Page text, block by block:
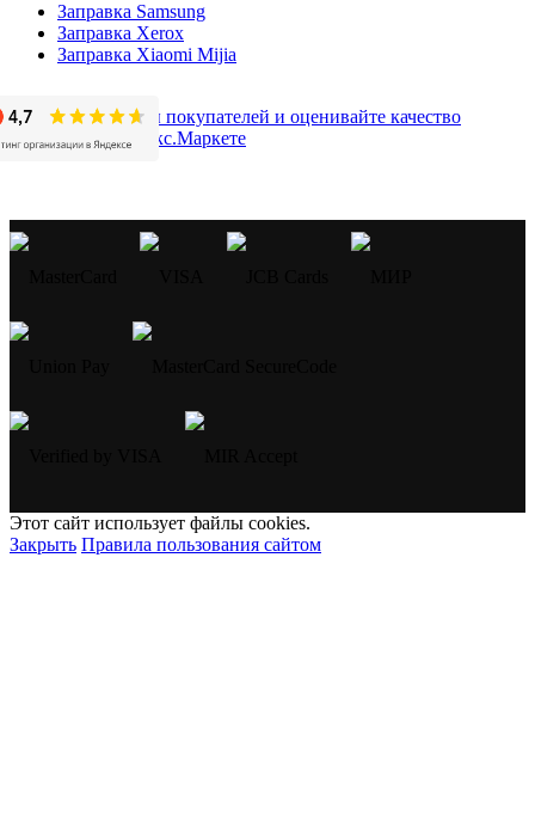
Заправка Samsung
Заправка Xerox
Заправка Xiaomi Mijia
Этот сайт использует файлы cookies.
Закрыть Правила пользования сайтом